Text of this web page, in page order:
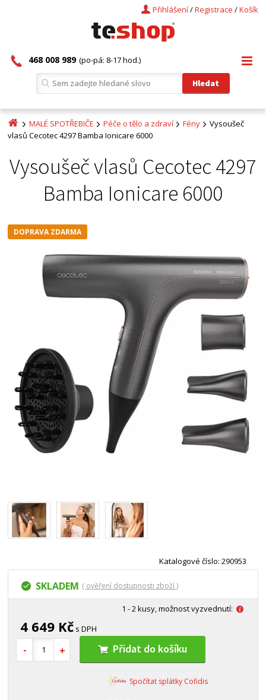
Košík
/
Registrace
/
Přihlášení
468 008 989 (po-pá: 8-17 hod.)
MALÉ SPOTŘEBIČE Péče o tělo a zdraví Fény
Vysoušeč
vlasů Cecotec 4297 Bamba Ionicare 6000
Vysoušeč vlasů Cecotec 4297
Bamba Ionicare 6000
DOPRAVA ZDARMA
Katalogové číslo: 290953
SKLADEM ( ověření dostupnosti zboží )
1 - 2 kusy, možnost vyzvednutí:
4 649 Kč s DPH
Přidat do košíku
Spočítat splátky Cofidis